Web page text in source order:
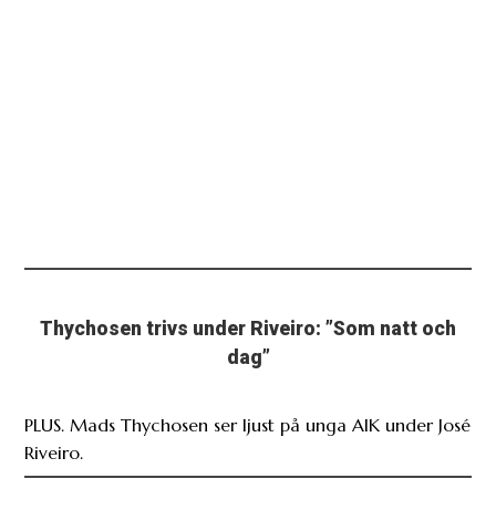
Thychosen trivs under Riveiro: ”Som natt och
dag”
PLUS. Mads Thychosen ser ljust på unga AIK under José
Riveiro.